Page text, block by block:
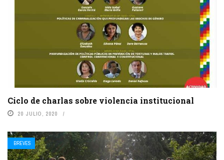
Ciclo de charlas sobre violencia institucional
20 JULIO, 2020
BREVES